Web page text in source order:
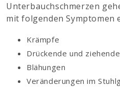
Unterbauchschmerzen
mit folgenden Symptomen
Krämpfe
Drückende und
Blähungen
Veränderungen im